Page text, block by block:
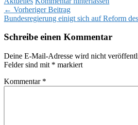
Beitragsnavigation
← Vorheriger Beitrag
Bundesregierung einigt sich auf Reform
Schreibe einen Kommentar
Deine E-Mail-Adresse wird nicht
Felder sind mit * markiert
Kommentar *